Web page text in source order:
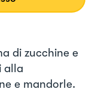
di zucchine e
alla
e mandorle.